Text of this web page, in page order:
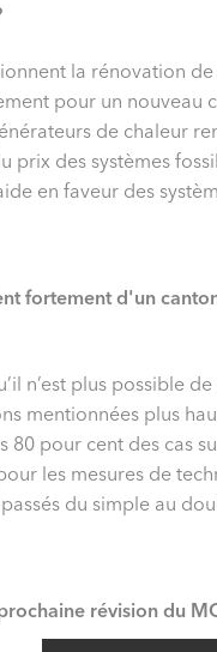
la rénovation de
pour un
de chaleur
prix des systèmes
en faveur des
fortement d'un
n’est plus
mentionnées plus
80 pour cent des cas
les mesures de
du simple au
révision du